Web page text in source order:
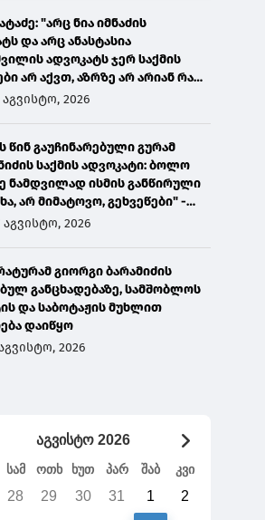
"არც ნია იმნაძის
და არც ანასტასია
ადვოკატს ჯერ საქმის
არ აქვთ, აზრზე არ არიან რა
აგვისტო, 2026
წინ გაუჩინარებული გურამ
საქმის ადვოკატი: ბოლო
ნამდვილად ისმის განწირული
არ მიმატოვო, გეხვეწები" -
დადებას ვაპირებდით
აგვისტო, 2026
გიორგი ბარამიძის
განცხადებაზე, სამშობლოს
და საბოტაჟის მუხლით
დაიწყო
2026
აგვისტო 2026
სამ ოთხ ხუთ პარ შაბ კვი
28 29 30 31 1 2